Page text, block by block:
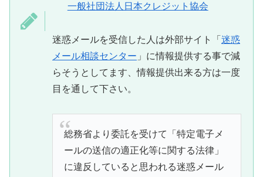
一般社団法人日本クレジット協会
迷惑メールを受信した人は外部サイト「 迷惑
メール相談センター 」に情報提供する事で減
らそうとしてます、情報提供出来る方は一度
目を通して下さい。
総務省より委託を受けて「特定電子メ
ールの送信の適正化等に関する法律」
に違反していると思われる迷惑メール